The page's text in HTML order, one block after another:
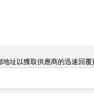
地址以獲取供應商的迅速回覆)